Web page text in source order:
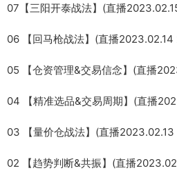
07【三阳开泰战法】(直播
06 【回马枪战法】(直播2023.02.14
05 【仓资管理&交易信念】(直播
04 【精准选品&交易周期】(直播
03 【量价仓战法】(直播
02 【趋势判断&共振】(直播